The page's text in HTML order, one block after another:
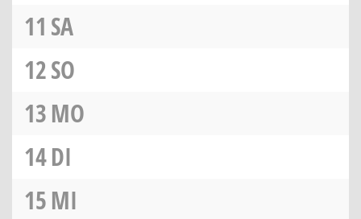
11 SA
12SO
13MO
14DI
15MI